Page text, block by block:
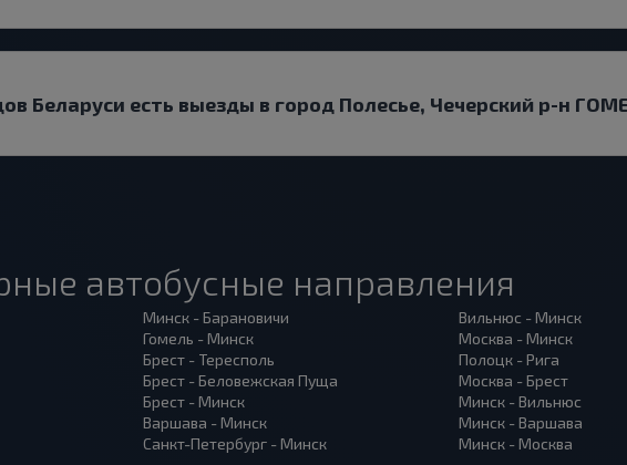
Беларуси есть выезды в город Полесье, Чечерский р-н
автобусные направления
Минск - Барановичи
Гомель - Минск
Брест - Тересполь
Брест - Беловежская Пуща
Брест - Минск
Варшава - Минск
Санкт-Петербург - Минск
Вильнюс - Минск
Москва - Минск
Полоцк - Рига
Москва - Брест
Минск - Вильнюс
Минск - Варшава
Минск - Москва